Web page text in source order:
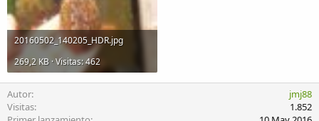
20160502_140205_HDR.jpg
269,2 KB · Visitas: 462
Autor
jmj88
Visitas
1.852